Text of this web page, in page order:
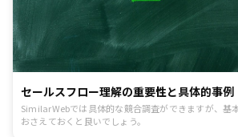
セールスフロー理解の重要性と具体的事例
SimilarWebでは具体的な競合調査ができますが、基
おさえておくと良いでしょう。